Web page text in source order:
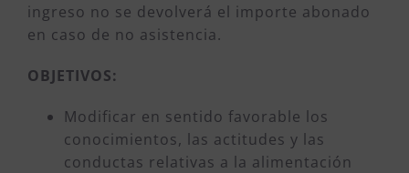
ingreso no se devolverá el importe abonado
en caso de no asistencia.
OBJETIVOS:
Modificar en sentido favorable los
conocimientos, las actitudes y las
conductas relativas a la alimentación